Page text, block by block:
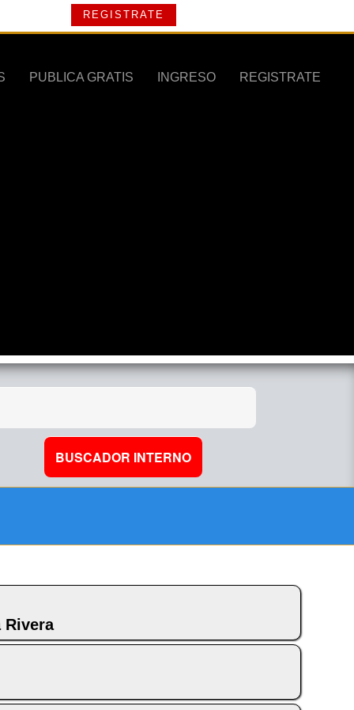
REGISTRATE
PUBLICA GRATIS INGRESO REGISTRATE
Rivera